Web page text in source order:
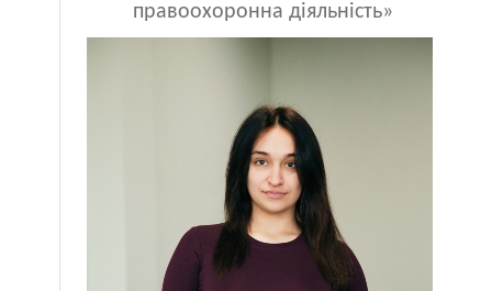
правоохоронна діяльність»